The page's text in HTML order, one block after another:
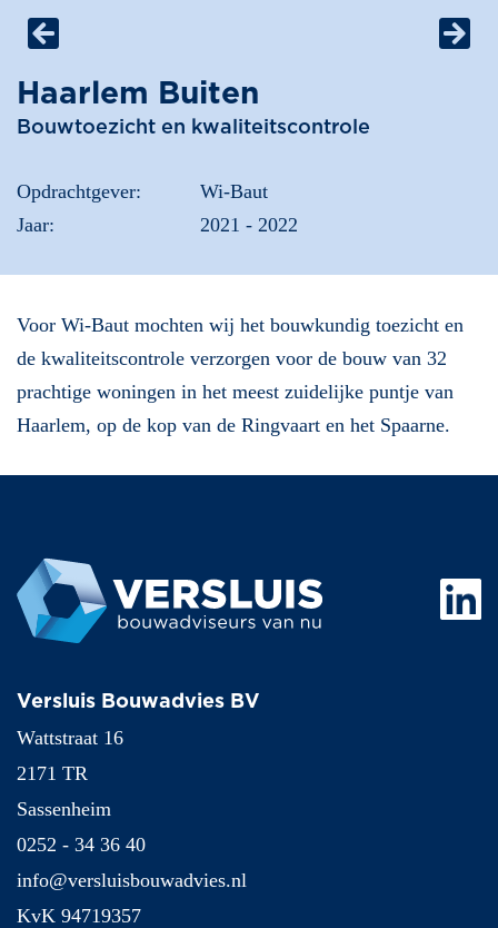
Haarlem Buiten
Bouwtoezicht en kwaliteitscontrole
Opdrachtgever:
Wi-Baut
Jaar:
2021 - 2022
Voor Wi-Baut mochten wij het bouwkundig toezicht en
de kwaliteitscontrole verzorgen voor de bouw van 32
prachtige woningen in het meest zuidelijke puntje van
Haarlem, op de kop van de Ringvaart en het Spaarne.
Versluis Bouwadvies BV
Wattstraat 16
2171 TR
Sassenheim
0252 - 34 36 40
info@versluisbouwadvies.nl
KvK 94719357